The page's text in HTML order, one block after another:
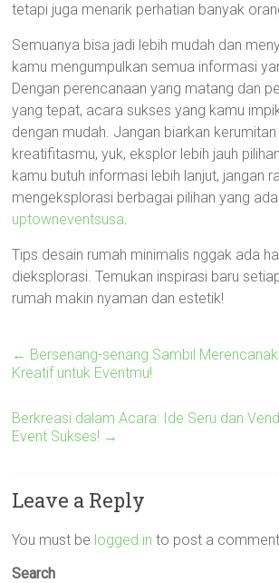
tetapi juga menarik perhatian banyak
Semuanya bisa jadi lebih mudah dan
kamu mengumpulkan semua informasi
Dengan perencanaan yang matang dan
yang tepat, acara sukses yang kamu
dengan mudah. Jangan biarkan
kreatifitasmu, yuk, eksplor lebih jauh
kamu butuh informasi lebih lanjut, jangan
mengeksplorasi berbagai pilihan yang
uptowneventsusa.
Tips desain rumah minimalis nggak ada
dieksplorasi. Temukan inspirasi baru
rumah makin nyaman dan estetik!
← Bersenang-senang Sambil
Kreatif untuk Eventmu!
Berkreasi dalam Acara: Ide Seru dan
Event Sukses! →
Leave a Reply
You must be logged in to post a
Search